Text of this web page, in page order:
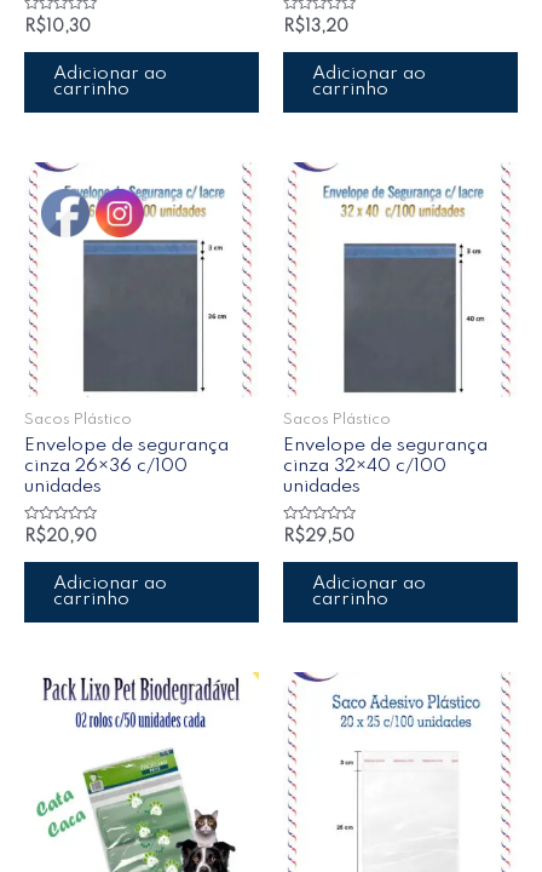
Avaliação
0
de
R$ 10,30
Adicionar ao
carrinho
Avaliação
0
de
R$ 13,20
Adicionar ao
carrinho
Sacos Plástico
Envelope de segurança
cinza 26×36 c/100
unidades
Avaliação
de
R$20,90
Adicionar ao
carrinho
Sacos Plástico
Envelope de segurança
cinza 32×40 c/100
unidades
Avaliação
de
R$29,50
Adicionar ao
carrinho